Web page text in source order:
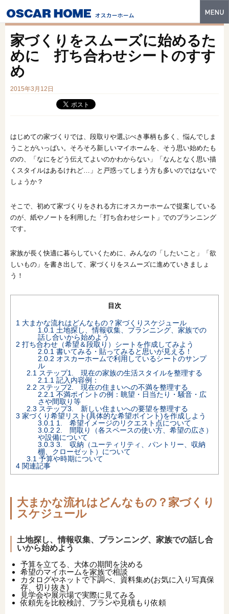
特長
建築実例
フォトギャラリー
土地情報
家づくりをスムーズに始めるた
めに 打ち合わせシートのすす
め
2015年3月12日
はじめての家づくりでは、段取りや選ぶべき事柄も多く、悩んでしま
うことがいっぱい。そろそろ新しいマイホームを、そう思い始めたも
のの、「なにをどう伝えてよいのかわからない」「なんとなく思い描
くスタイルはあるけれど…」と戸惑ってしまう方も多いのではないで
しょうか？
そこで、初めて家づくりをされる方にオスカーホームで提案している
のが、紙やノートを利用した「打ち合わせシート」でのプランニング
です。
家族が長く快適に暮らしていくために、みんなの「したいこと」「欲
しいもの」を書き出して、家づくりをスムーズに進めていきましょ
う！
目次
1 大まかな流れはどんなもの？家づくりスケジュール
1.0.1 土地探し、情報収集、プランニング、家族での
話し合いから始めよう
2 打ち合わせ（希望＆段取り）シートを作成してみよう
2.0.1 書いてみる・貼ってみると思いが見える！
2.0.2 オスカーホームで利用しているシートのサンプ
ル
2.1 ステップ1. 現在の家族の生活スタイルを整理する
2.1.1 記入内容例：
2.2 ステップ2. 現在の住まいへの不満を整理する
2.2.1 不満ポイントの例：眺望・日当たり・騒音・広
さや間取り等
2.3 ステップ3. 新しい住まいへの要望を整理する
3 家づくり希望リスト(具体的な希望ポイント)を作成しよう
3.0.1 1. 希望イメージのリクエスト点について
3.0.2 2. 間取り（各スペースの使い方、希望の広さ）
や設備について
3.0.3 3. 収納（ユーティリティ、パントリー、収納
棚、クローゼット）について
3.1 予算や時期について
4 関連記事
大まかな流れはどんなもの？家づくり
スケジュール
土地探し、情報収集、プランニング、家族での話し合
いから始めよう
予算を立てる、大体の期間を決める
希望のマイホームを家族で相談
カタログやネットで下調べ、資料集め(お気に入り写真保
存、切り抜き)
見学会や展示場で実際に見てみる
依頼先を比較検討、プランや見積もり依頼